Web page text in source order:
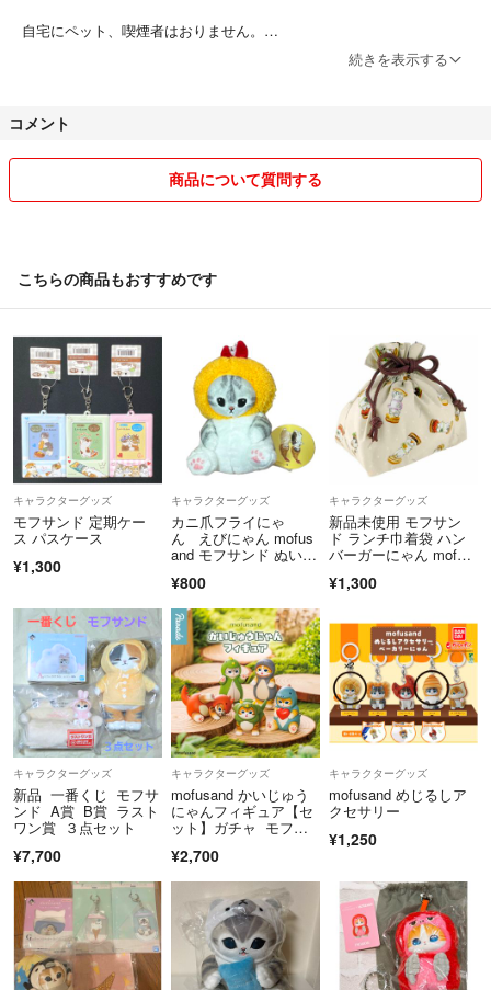
自宅にペット、喫煙者はおりません。
続きを表示する
コメント
商品について質問する
こちらの商品もおすすめです
キャラクターグッズ
モフサンド 定期ケー
ス パスケース
¥1,300
キャラクターグッズ
カニ爪フライにゃ
ん えびにゃん mofus
and モフサンド ぬいぐ
¥800
キャラクターグッズ
新品未使用 モフサン
ド ランチ巾着袋 ハン
バーガーにゃん mofus
¥1,300
キャラクターグッズ
新品 一番くじ モフサ
ンド A賞 B賞 ラスト
ワン賞 ３点セット
¥7,700
キャラクターグッズ
mofusand かいじゅう
にゃんフィギュア【セ
ット】ガチャ モフサ
¥2,700
キャラクターグッズ
mofusand めじるしア
クセサリー
¥1,250